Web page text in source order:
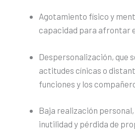
Agotamiento físico y
capacidad para afrontar
Despersonalización, que
actitudes cínicas o
funciones y los
Baja realización
inutilidad y pérdida de